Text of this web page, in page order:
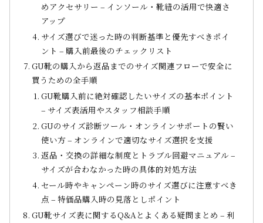
めアクセサリー – インソール・靴紐の活用で快適さ
アップ
サイズ選びで迷った時の判断基準と優先すべきポイ
ント – 購入前最後のチェックリスト
GU靴の購入から返品までのサイズ関連フローで安全に
買うための全手順
GU靴購入前に絶対確認したいサイズの基本ポイント
– サイズ表活用やスタッフ相談手順
GUのサイズ診断ツール・オンラインサポートの賢い
使い方 – オンラインで適切なサイズ選択を支援
返品・交換の詳細な制度とトラブル回避マニュアル –
サイズが合わなかった時の具体的対処方法
セール時やキャンペーン時のサイズ選びに注意すべき
点 – 特価品購入時の見落としポイント
GU靴サイズ表に関するQ&Aとよくある疑問まとめ – 利